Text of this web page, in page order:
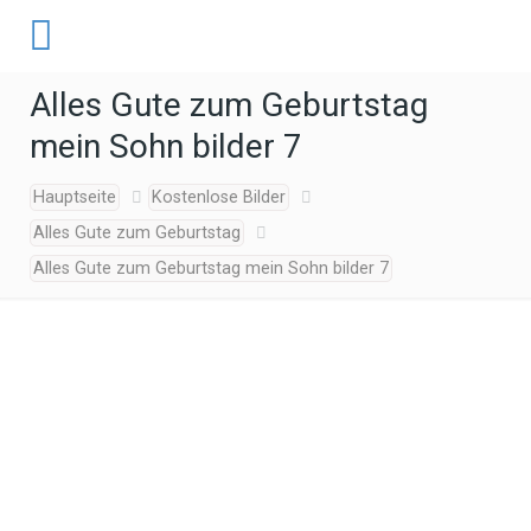
Alles Gute zum Geburtstag
mein Sohn bilder 7
Hauptseite
Kostenlose Bilder
Alles Gute zum Geburtstag
Alles Gute zum Geburtstag mein Sohn bilder 7